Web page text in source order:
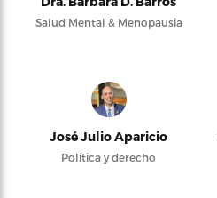
Salud Mental & Menopausia
José Julio Aparicio
Política y derecho